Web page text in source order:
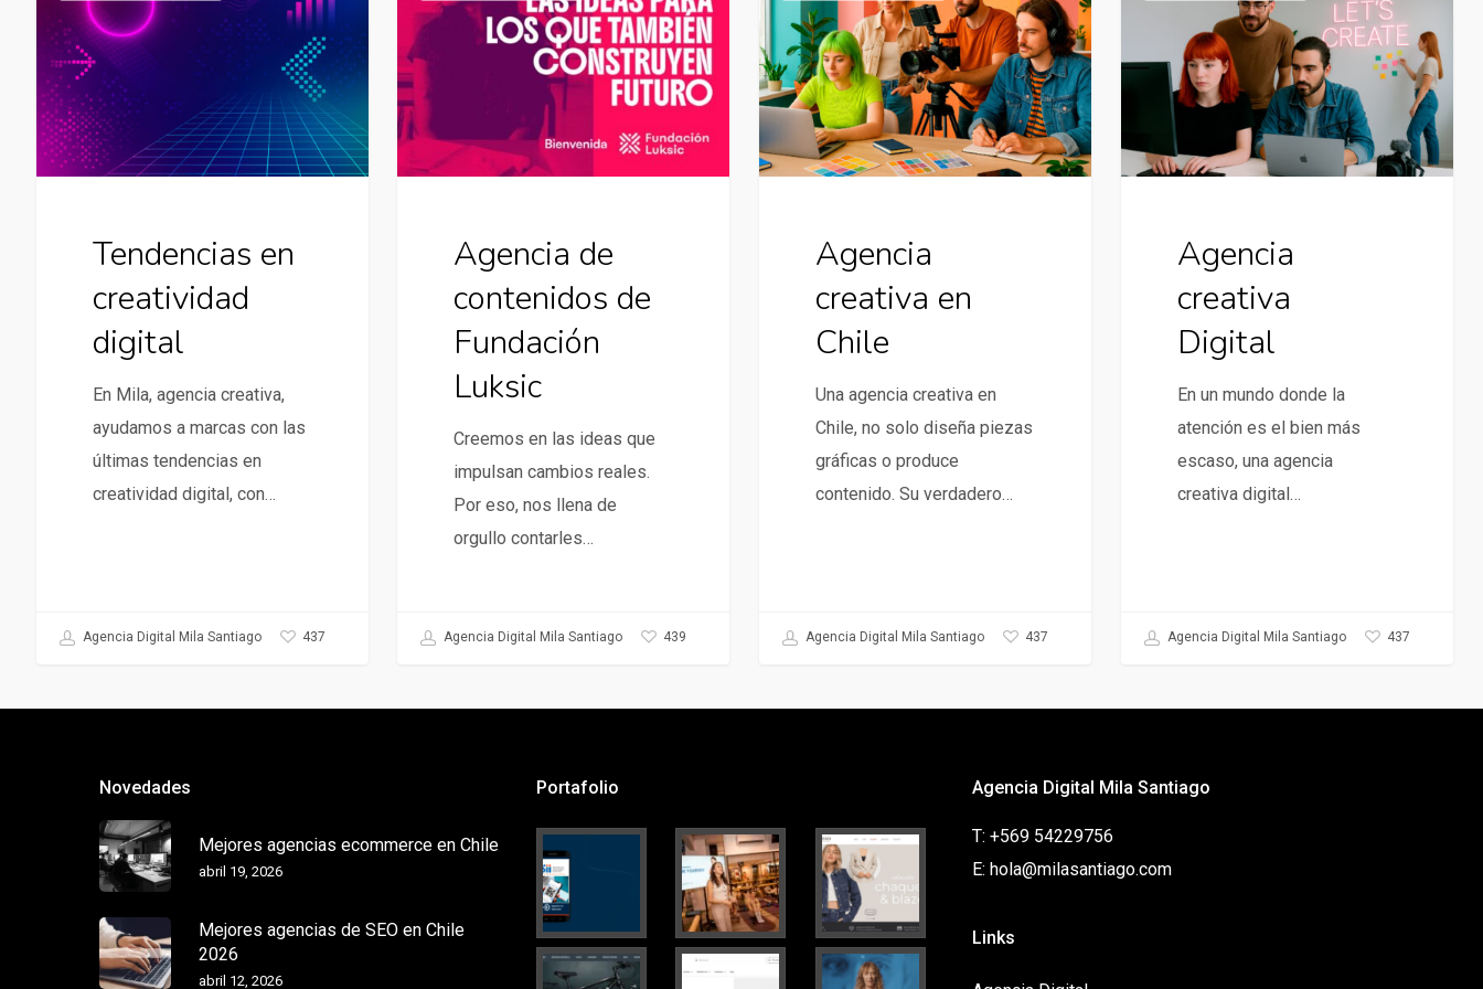
creatividad
digital
Tendencias en
creatividad
digital
En Mila, agencia creativa,
ayudamos a marcas con las
últimas tendencias en
creatividad digital, con…
Agencia Digital Mila Santiago 437
contenidos
de
Fundación
Luksic
Agencia de
contenidos de
Fundación
Luksic
Creemos en las ideas que
impulsan cambios reales.
Por eso, nos llena de
orgullo contarles…
Agencia Digital Mila Santiago 439
Chile
Agencia
creativa en
Chile
Una agencia creativa en
Chile, no solo diseña piezas
gráficas o produce
contenido. Su verdadero…
Agencia Digital Mila Santiago 437
Agencia
creativa
Digital
En un mundo donde la
atención es el bien más
escaso, una agencia
creativa digital…
Agencia Digital Mila Santiago 437
Novedades
Mejores agencias ecommerce en Chile
abril 19, 2026
Mejores agencias de SEO en Chile
2026
abril 12, 2026
Portafolio Agencia Digital Mila Santiago
T: +569 54229756
E: hola@milasantiago.com
Links